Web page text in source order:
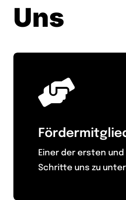
Uns
Einer der ersten
Schritte uns zu